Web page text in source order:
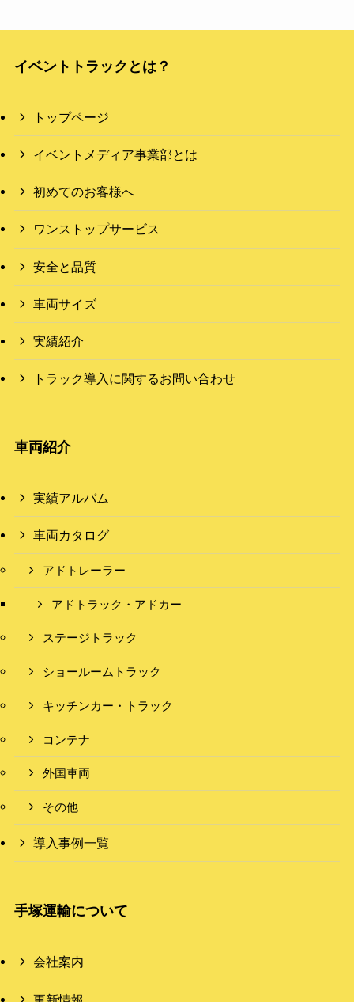
イベントトラックとは？
トップページ
イベントメディア事業部とは
初めてのお客様へ
ワンストップサービス
安全と品質
車両サイズ
実績紹介
トラック導入に関するお問い合わせ
車両紹介
実績アルバム
車両カタログ
アドトレーラー
アドトラック・アドカー
ステージトラック
ショールームトラック
キッチンカー・トラック
コンテナ
外国車両
その他
導入事例一覧
手塚運輸について
会社案内